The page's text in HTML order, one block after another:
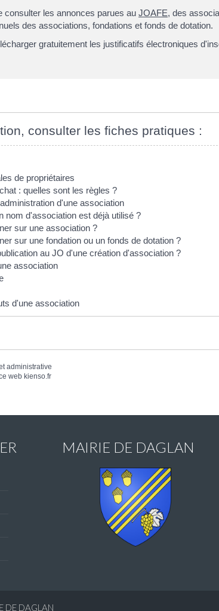
consulter les annonces parues au JOAFE, des
des associations, fondations et fonds de dotation.
gratuitement les justificatifs électroniques
consulter les fiches pratiques :
de propriétaires
: quelles sont les règles ?
d'une association
nom d'association est déjà utilisé ?
sur une association ?
sur une fondation ou un fonds de dotation ?
au JO d'une création d'association ?
association
d'une association
administrative
web kienso.fr
MAIRIE DE DAGLAN
DE DAGLAN